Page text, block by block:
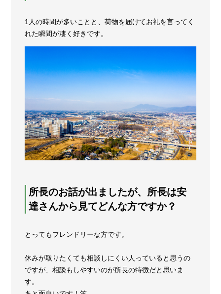
1人の時間が多いことと、荷物を届けてお礼を言ってく
れた瞬間が凄く好きです。
所長のお話が出ましたが、所長は安
達さんから見てどんな方ですか？
とってもフレンドリーな方です。
休みが取りたくても相談しにくい人っていると思うの
ですが、相談もしやすいのが所長の特徴だと思いま
す。